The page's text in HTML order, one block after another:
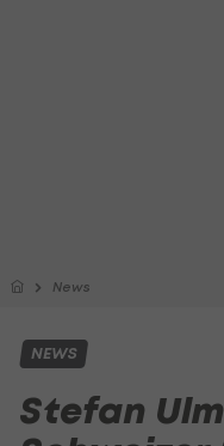
News
NEWS
Stefan